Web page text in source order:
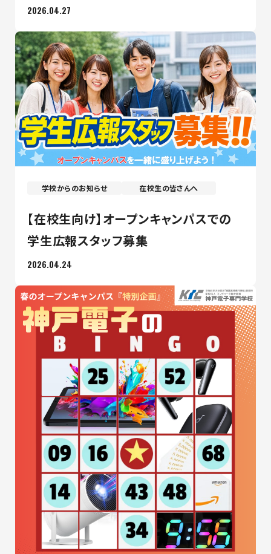
2026.04.27
学校からのお知らせ 在校生の皆さんへ
【在校生向け】オープンキャンパスでの
学生広報スタッフ募集
2026.04.24